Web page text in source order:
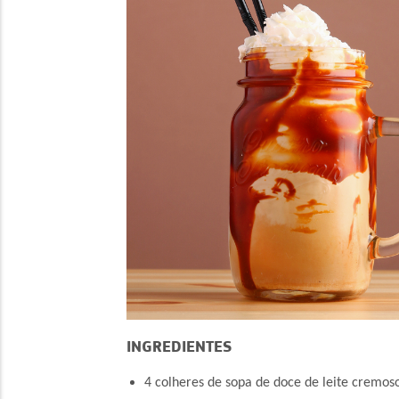
INGREDIENTES
4 colheres de sopa de doce de leite